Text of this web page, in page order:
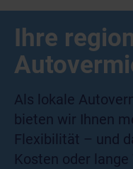
Ihre
Als lokale
bieten wir Ihnen
Flexibilität – und
Kosten oder